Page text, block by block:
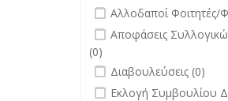
undefined
Αλλοδαποί Φοιτητές/
undefined
Αποφάσεις
(0)
undefined
Διαβουλεύσεις (0)
undefined
Εκλογή Συμβουλίου